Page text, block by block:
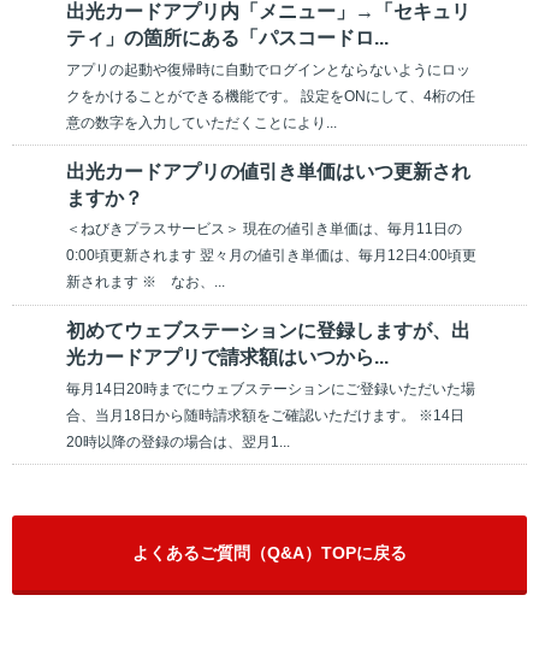
出光カードアプリ内「メニュー」→「セキュリ
ティ」の箇所にある「パスコードロ...
アプリの起動や復帰時に自動でログインとならないようにロッ
クをかけることができる機能です。 設定をONにして、4桁の任
意の数字を入力していただくことにより...
出光カードアプリの値引き単価はいつ更新され
ますか？
＜ねびきプラスサービス＞ 現在の値引き単価は、毎月11日の
0:00頃更新されます 翌々月の値引き単価は、毎月12日4:00頃更
新されます ※ なお、...
初めてウェブステーションに登録しますが、出
光カードアプリで請求額はいつから...
毎⽉14⽇20時までにウェブステーションにご登録いただいた場
合、当⽉18⽇から随時請求額をご確認いただけます。 ※14⽇
20時以降の登録の場合は、翌⽉1...
よくあるご質問（Q&A）TOPに戻る